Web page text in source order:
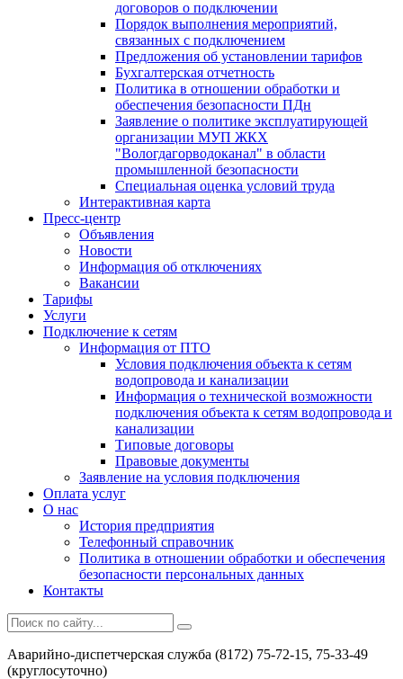
договоров о подключении
Порядок выполнения мероприятий,
связанных с подключением
Предложения об установлении тарифов
Бухгалтерская отчетность
Политика в отношении обработки и
обеспечения безопасности ПДн
Заявление о политике эксплуатирующей
организации МУП ЖКХ
"Вологдагорводоканал" в области
промышленной безопасности
Специальная оценка условий труда
Интерактивная карта
Пресс-центр
Объявления
Новости
Информация об отключениях
Вакансии
Тарифы
Услуги
Подключение к сетям
Информация от ПТО
Условия подключения объекта к сетям
водопровода и канализации
Информация о технической возможности
подключения объекта к сетям водопровода и
канализации
Типовые договоры
Правовые документы
Заявление на условия подключения
Оплата услуг
О нас
История предприятия
Телефонный справочник
Политика в отношении обработки и обеспечения
безопасности персональных данных
Контакты
Аварийно-диспетчерская служба (8172) 75-72-15, 75-33-49
(круглосуточно)